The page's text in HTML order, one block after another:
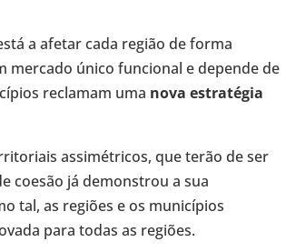
a afetar cada região de forma
mercado único funcional e depende de
reclamam uma nova estratégia
assimétricos, que terão de ser
coesão já demonstrou a sua
tal, as regiões e os municípios
para todas as regiões.